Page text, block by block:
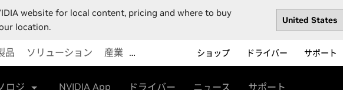
website for local content, pricing and where to buy
location.
品 ソリューション 産業 … ショップ ドライバー サポート
ロジ NVIDIA App ドライバー ニュース サポート